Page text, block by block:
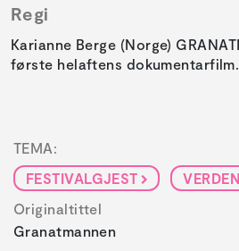
Regi
Karianne Berge (Norge)
første helaftens dokumentarfilm.
TEMA:
FESTIVALGJEST
Originaltittel
Granatmannen